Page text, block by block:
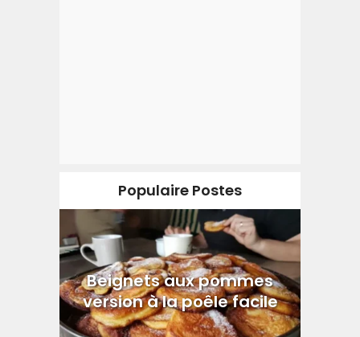
Populaire Postes
Beignets aux pommes
version à la poêle facile